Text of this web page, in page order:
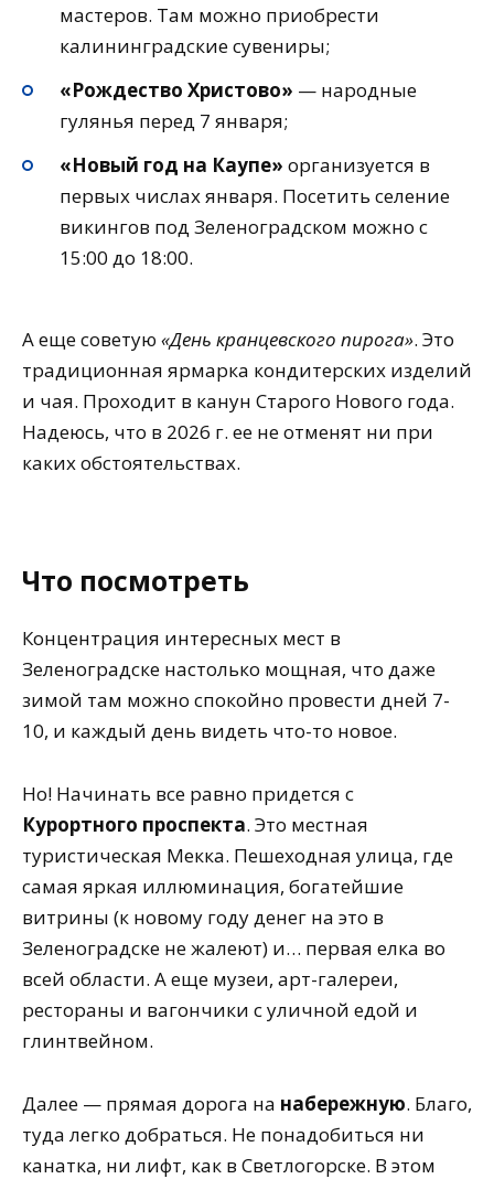
мастеров. Там можно приобрести
калининградские сувениры;
«Рождество Христово» — народные
гулянья перед 7 января;
«Новый год на Каупе» организуется в
первых числах января. Посетить селение
викингов под Зеленоградском можно с
15:00 до 18:00.
А еще советую «День кранцевского пирога». Это
традиционная ярмарка кондитерских изделий
и чая. Проходит в канун Старого Нового года.
Надеюсь, что в 2026 г. ее не отменят ни при
каких обстоятельствах.
Что посмотреть
Концентрация интересных мест в
Зеленоградске настолько мощная, что даже
зимой там можно спокойно провести дней 7-
10, и каждый день видеть что-то новое.
Но! Начинать все равно придется с
Курортного проспекта. Это местная
туристическая Мекка. Пешеходная улица, где
самая яркая иллюминация, богатейшие
витрины (к новому году денег на это в
Зеленоградске не жалеют) и… первая елка во
всей области. А еще музеи, арт-галереи,
рестораны и вагончики с уличной едой и
глинтвейном.
Далее — прямая дорога на набережную. Благо,
туда легко добраться. Не понадобиться ни
канатка, ни лифт, как в Светлогорске. В этом